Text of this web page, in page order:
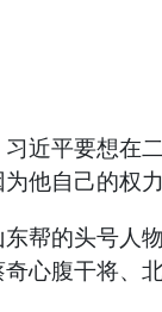
平要想在二
他自己的权
的头号人物
心腹干将、